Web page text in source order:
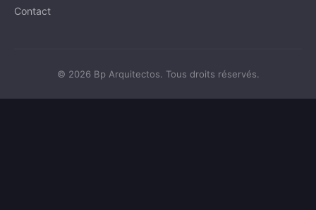
Contact
© 2026 Bp Arquitectos. Tous droits réservés.